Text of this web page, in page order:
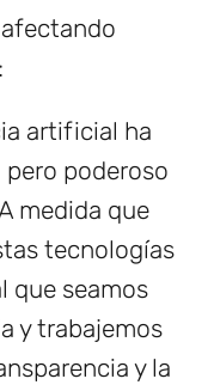
artificial ha
poderoso
medida que
tecnologías
que seamos
y trabajemos
y la